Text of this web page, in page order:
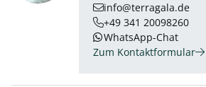
info@terragala.de
+49 341 20098260
WhatsApp-Chat
Zum Kontaktformular